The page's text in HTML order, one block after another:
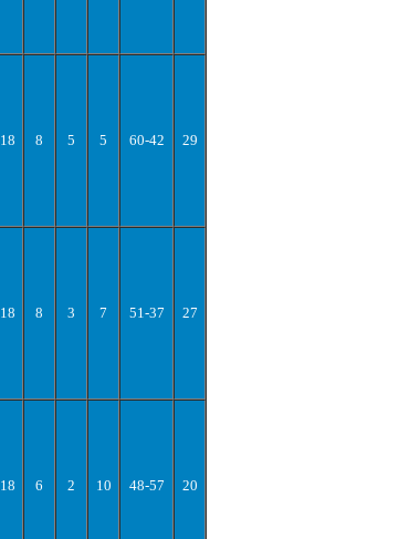
18 8 5 5 60-42 29
18 8 3 7 51-37 27
18 6 2 10 48-57 20